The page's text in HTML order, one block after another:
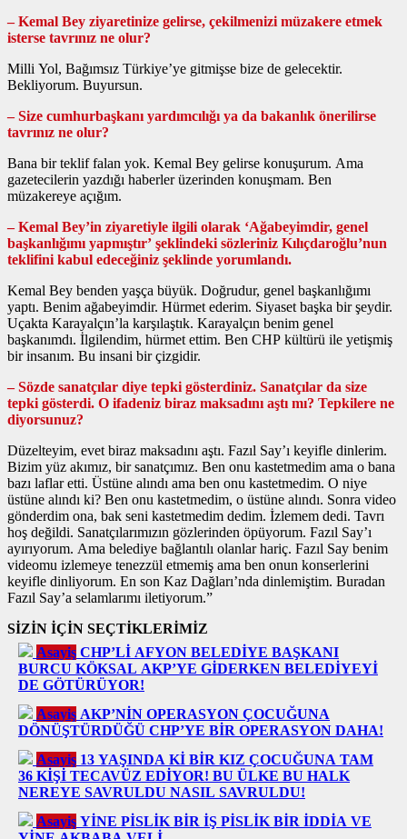
– Kemal Bey ziyaretinize gelirse, çekilmenizi müzakere etmek
isterse tavrınız ne olur?
Milli Yol, Bağımsız Türkiye’ye gitmişse bize de gelecektir.
Bekliyorum. Buyursun.
– Size cumhurbaşkanı yardımcılığı ya da bakanlık önerilirse
tavrınız ne olur?
Bana bir teklif falan yok. Kemal Bey gelirse konuşurum. Ama
gazetecilerin yazdığı haberler üzerinden konuşmam. Ben
müzakereye açığım.
– Kemal Bey’in ziyaretiyle ilgili olarak ‘Ağabeyimdir, genel
başkanlığımı yapmıştır’ şeklindeki sözleriniz Kılıçdaroğlu’nun
teklifini kabul edeceğiniz şeklinde yorumlandı.
Kemal Bey benden yaşça büyük. Doğrudur, genel başkanlığımı
yaptı. Benim ağabeyimdir. Hürmet ederim. Siyaset başka bir şeydir.
Uçakta Karayalçın’la karşılaştık. Karayalçın benim genel
başkanımdı. İlgilendim, hürmet ettim. Ben CHP kültürü ile yetişmiş
bir insanım. Bu insani bir çizgidir.
– Sözde sanatçılar diye tepki gösterdiniz. Sanatçılar da size
tepki gösterdi. O ifadeniz biraz maksadını aştı mı? Tepkilere ne
diyorsunuz?
Düzelteyim, evet biraz maksadını aştı. Fazıl Say’ı keyifle dinlerim.
Bizim yüz akımız, bir sanatçımız. Ben onu kastetmedim ama o bana
bazı laflar etti. Üstüne alındı ama ben onu kastetmedim. O niye
üstüne alındı ki? Ben onu kastetmedim, o üstüne alındı. Sonra video
gönderdim ona, bak seni kastetmedim dedim. İzlemem dedi. Tavrı
hoş değildi. Sanatçılarımızın gözlerinden öpüyorum. Fazıl Say’ı
ayırıyorum. Ama belediye bağlantılı olanlar hariç. Fazıl Say benim
videomu izlemeye tenezzül etmemiş ama ben onun konserlerini
keyifle dinliyorum. En son Kaz Dağları’nda dinlemiştim. Buradan
Fazıl Say’a selamlarımı iletiyorum.”
SİZİN İÇİN SEÇTİKLERİMİZ
Asayiş CHP’Lİ AFYON BELEDİYE BAŞKANI
BURCU KÖKSAL AKP’YE GİDERKEN BELEDİYEYİ
DE GÖTÜRÜYOR!
Asayiş AKP’NİN OPERASYON ÇOCUĞUNA
DÖNÜŞTÜRDÜĞÜ CHP’YE BİR OPERASYON DAHA!
Asayiş 13 YAŞINDA Kİ BİR KIZ ÇOCUĞUNA TAM
36 KİŞİ TECAVÜZ EDİYOR! BU ÜLKE BU HALK
NEREYE SAVRULDU NASIL SAVRULDU!
Asayiş YİNE PİSLİK BİR İŞ PİSLİK BİR İDDİA VE